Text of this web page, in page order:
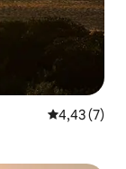
Xếp hạng
4,43 (7)